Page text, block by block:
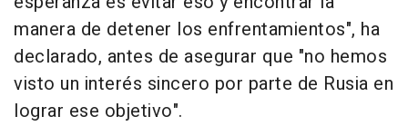
manera de detener los enfrentamientos", ha
declarado, antes de asegurar que "no hemos
visto un interés sincero por parte de Rusia en
lograr ese objetivo".